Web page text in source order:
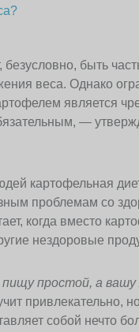
безусловно, быть
веса. Однако
является
—
картофельная
проблемам со
когда вместо
нездоровые
простой, а вашу
привлекательно,
собой нечто